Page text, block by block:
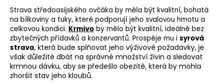
Strava středoasijského ovčáka by měla být kvalitní, bohatá
na bílkoviny a tuky, které podporují jeho svalovou hmotu a
celkovou kondici. Krmivo by mělo být kvalitní, ideálně bez
zbytečných přídavků a konzervantů. Prospěje mu i syrová
strava, která bude splňovat jeho výživové požadavky, je
však důležité dbát na správné množství živin a sledovat
krmnou dávku, aby se předešlo obezitě, která by mohla
zhoršit stav jeho kloubů.